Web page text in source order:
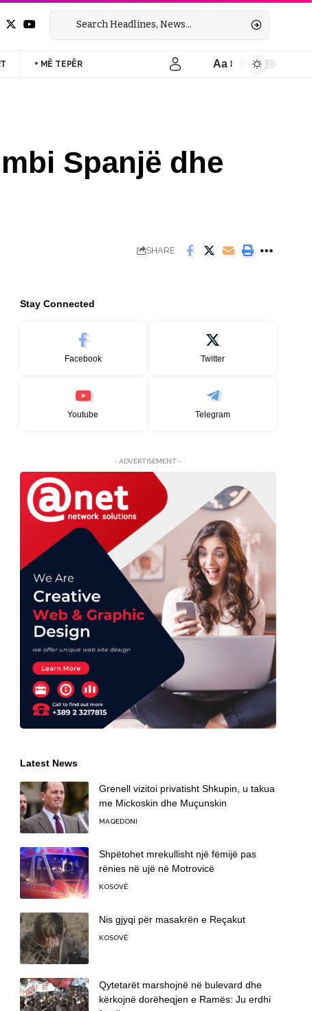
+ MË TEPËR Aa
Spanjë dhe
SHARE
Stay Connected
Facebook Twitter
Youtube Telegram
- ADVERTISEMENT -
Latest News
Grenell vizitoi privatisht Shkupin, u takua
me Mickoskin dhe Muçunskin
MAQEDONI
Shpëtohet mrekullisht një fëmijë pas
rënies në ujë në Motrovicë
KOSOVË
Nis gjyqi për masakrën e Reçakut
KOSOVË
Qytetarët marshojnë në bulevard dhe
kërkojnë dorëheqjen e Ramës: Ju erdhi